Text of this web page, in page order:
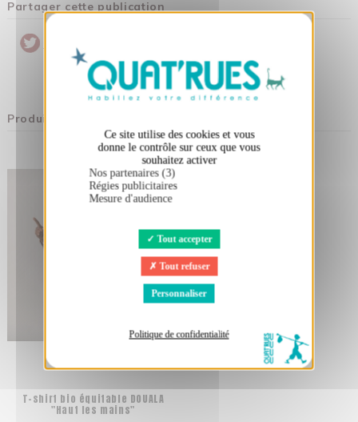
Ce site utilise des cookies et vous
donne le contrôle sur ceux que vous
souhaitez activer
Nos partenaires (3)
Régies publicitaires
Mesure d'audience
Tout accepter
Tout refuser
Personnaliser
Politique de confidentialité
Partager cette publication
Twitter
Produits associés
T-shirt bio équitable DOUALA
"Haut les mains"